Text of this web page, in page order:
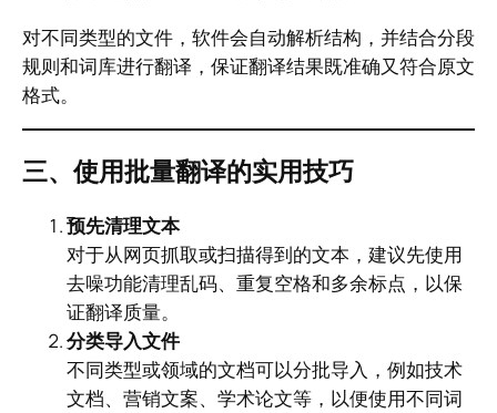
对不同类型的文件，软件会自动解析结构，并结合分段
规则和词库进行翻译，保证翻译结果既准确又符合原文
格式。
三、使用批量翻译的实用技巧
预先清理文本
对于从网页抓取或扫描得到的文本，建议先使用
去噪功能清理乱码、重复空格和多余标点，以保
证翻译质量。
分类导入文件
不同类型或领域的文档可以分批导入，例如技术
文档、营销文案、学术论文等，以便使用不同词